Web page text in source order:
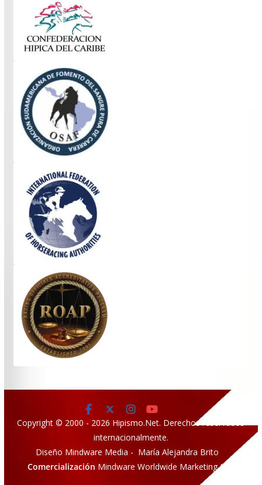
Copyright © 2000 - 2026 Hipismo.Net. Derechos reservados
internacionalmente.
Diseño Mindware Media - María Alejandra Brito
Comercialización Mindware Worldwide Marketing LLC.